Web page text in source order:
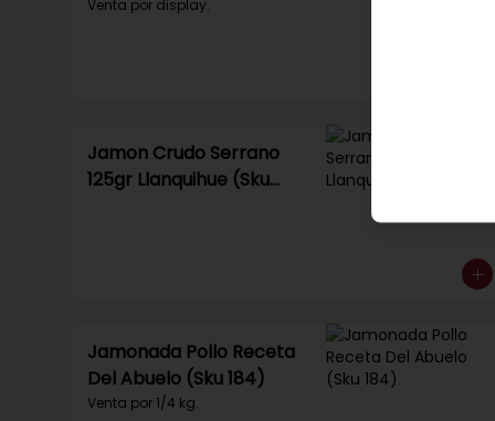
Venta por display.
Jamon Crudo Serrano
125gr Llanquihue (Sku
Jamonada Pollo Receta
Del Abuelo (Sku 184)
Venta por 1/4 kg.